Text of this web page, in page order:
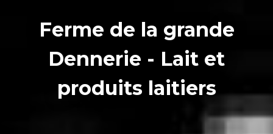
Ferme de la grande
Dennerie - Lait et
produits laitiers